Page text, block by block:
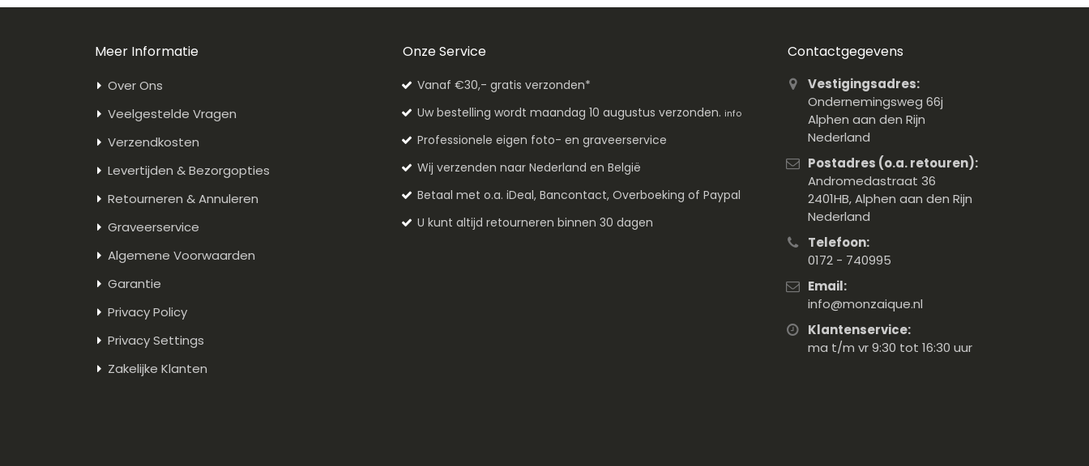
Meer Informatie
Over Ons
Veelgestelde Vragen
Verzendkosten
Levertijden & Bezorgopties
Retourneren & Annuleren
Graveerservice
Algemene Voorwaarden
Garantie
Privacy Policy
Privacy Settings
Zakelijke Klanten
Onze Service
Vanaf €30,- gratis verzonden*
Uw bestelling wordt maandag 10 augustus verzonden. info
Professionele eigen foto- en graveerservice
Wij verzenden naar Nederland en België
Betaal met o.a. iDeal, Bancontact, Overboeking of Paypal
U kunt altijd retourneren binnen 30 dagen
Contactgegevens
Vestigingsadres:
Ondernemingsweg 66j
Alphen aan den Rijn
Nederland
Postadres (o.a. retouren):
Andromedastraat 36
2401HB, Alphen aan den Rijn
Nederland
Telefoon:
0172 - 740995
Email:
info@monzaique.nl
Klantenservice:
ma t/m vr 9:30 tot 16:30 uur